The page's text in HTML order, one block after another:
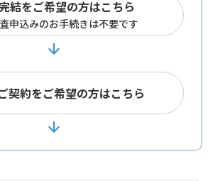
結をご希望の方はこちら
申込みのお手続きは不要です
契約をご希望の方はこちら